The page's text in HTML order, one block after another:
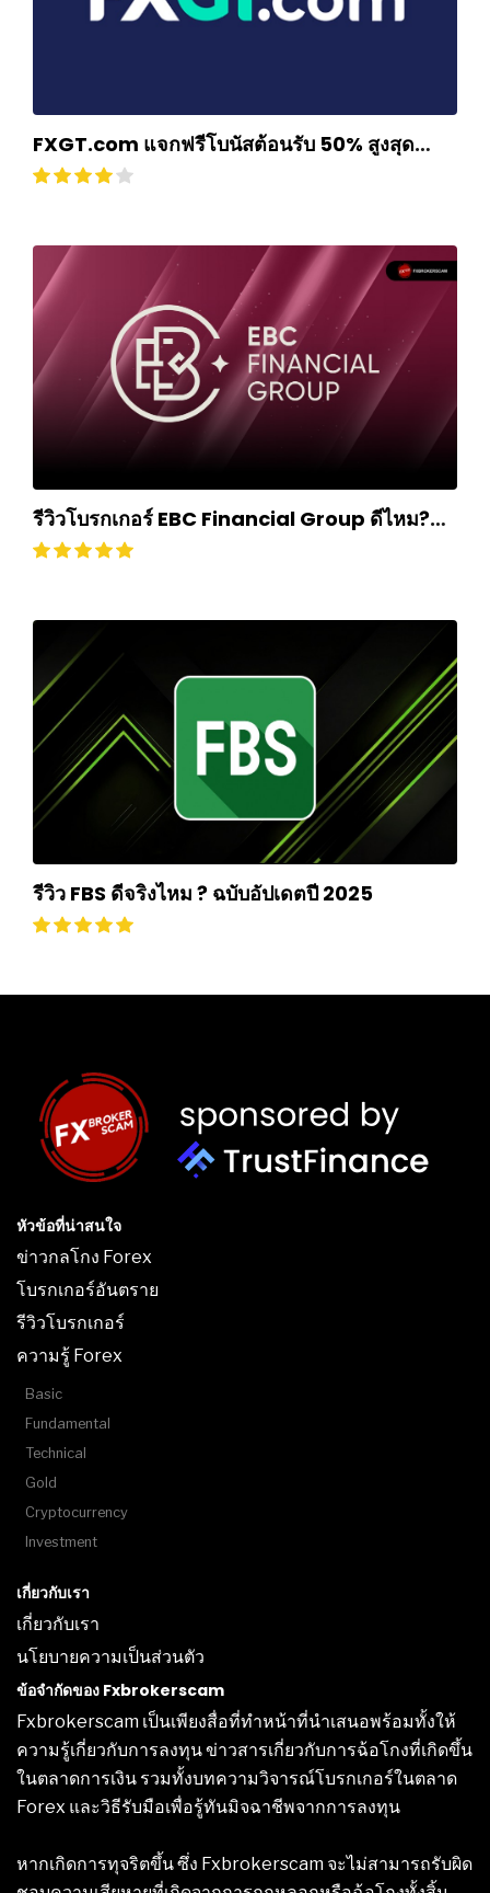
FXGT.com แจกฟรีโบนัสต้อนรับ 50% สูงสุด
$500
รีวิวโบรกเกอร์ EBC Financial Group ดีไหม?
ถอนเงินยากหรือไม่? อัปเดตปี 2024
รีวิว FBS ดีจริงไหม ? ฉบับอัปเดตปี 2025
หัวข้อที่น่าสนใจ
ข่าวกลโกง Forex
โบรกเกอร์อันตราย
รีวิวโบรกเกอร์
ความรู้ Forex
Basic
Fundamental
Technical
Gold
Cryptocurrency
Investment
เกี่ยวกับเรา
เกี่ยวกับเรา
นโยบายความเป็นส่วนตัว
ข้อจำกัดของ Fxbrokerscam
Fxbrokerscam เป็นเพียงสื่อที่ทำหน้าที่นำเสนอพร้อมทั้งให้
ความรู้เกี่ยวกับการลงทุน ข่าวสารเกี่ยวกับการฉ้อโกงที่เกิดขึ้น
ในตลาดการเงิน รวมทั้งบทความวิจารณ์โบรกเกอร์ในตลาด
Forex และวิธีรับมือเพื่อรู้ทันมิจฉาชีพจากการลงทุน
หากเกิดการทุจริตขึ้น ซึ่ง Fxbrokerscam จะไม่สามารถรับผิด